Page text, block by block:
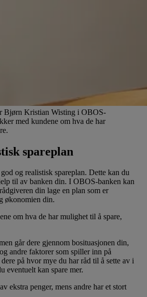
Bjørn Kristian Wisting i OBOS-
med kundene om hva de har
spareplan
og realistisk spareplan. Dette kan du
til av banken din. I OBOS-banken kan
din lage en plan som er
økonomien din.
om hva de har mulighet til å spare,
går dere gjennom bosituasjonen din,
andre faktorer som spiller inn på
på hvor mye du har råd til å sette av i
eventuelt kan spare mer.
ekstra penger, mens andre har et stort